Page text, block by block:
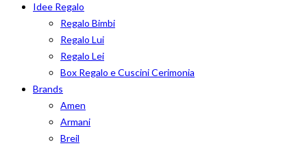
Idee Regalo
Regalo Bimbi
Regalo Lui
Regalo Lei
Box Regalo e Cuscini Cerimonia
Brands
Amen
Armani
Breil